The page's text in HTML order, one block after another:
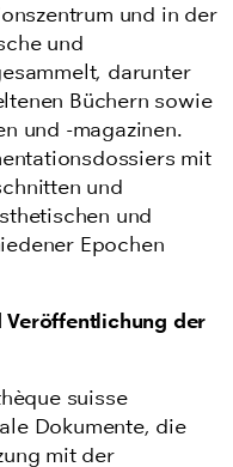
und in der
und
darunter
Büchern sowie
und -magazinen.
mit
und
und
Epochen
Veröffentlichung der
suisse
Dokumente, die
mit der